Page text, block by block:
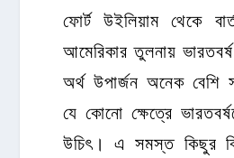
ফোর্ট উইলিয়াম থেকে
আমেরিকার তুলনায়
অর্থ উপার্জন অনেক বেশি
যে কোনো ক্ষেত্রে
উচিৎ। এ সমস্ত কিছুর